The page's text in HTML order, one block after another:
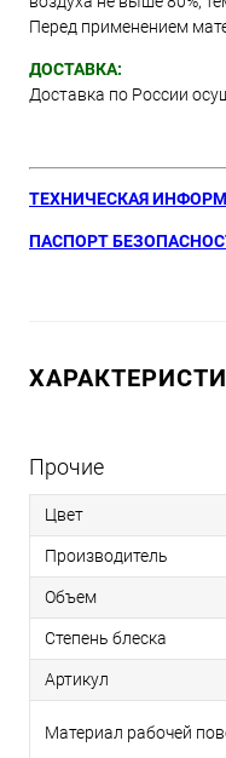
Перед применением
ДОСТАВКА:
Доставка по России
ТЕХНИЧЕСКАЯ
ПАСПОРТ
Прочие
Цвет
Производитель
Объем
Степень блеска
Артикул
Материал рабочей